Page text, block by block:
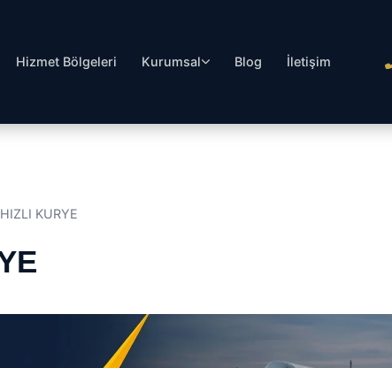
Hizmet Bölgeleri Kurumsal Blog İletişim
KURYE